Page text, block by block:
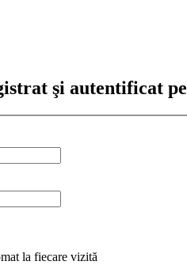
şi autentificat
la fiecare vizită